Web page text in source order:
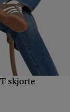
skjorte